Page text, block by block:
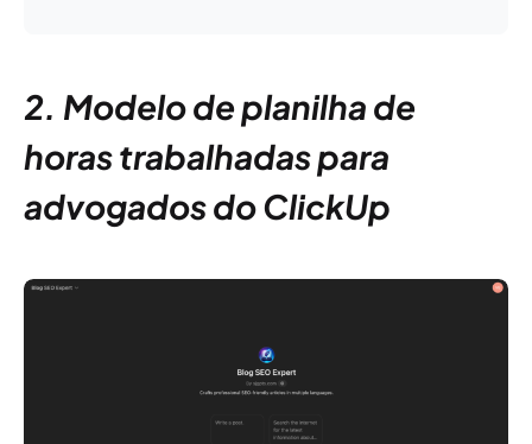
2. Modelo de planilha de
horas trabalhadas para
advogados do ClickUp